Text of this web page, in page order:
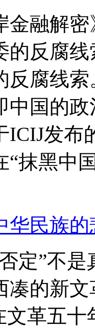
金融解
的反腐
反腐线
中国的
ICIJ发布
“抹黑中
华民族的
定”不
凑的新
文革五